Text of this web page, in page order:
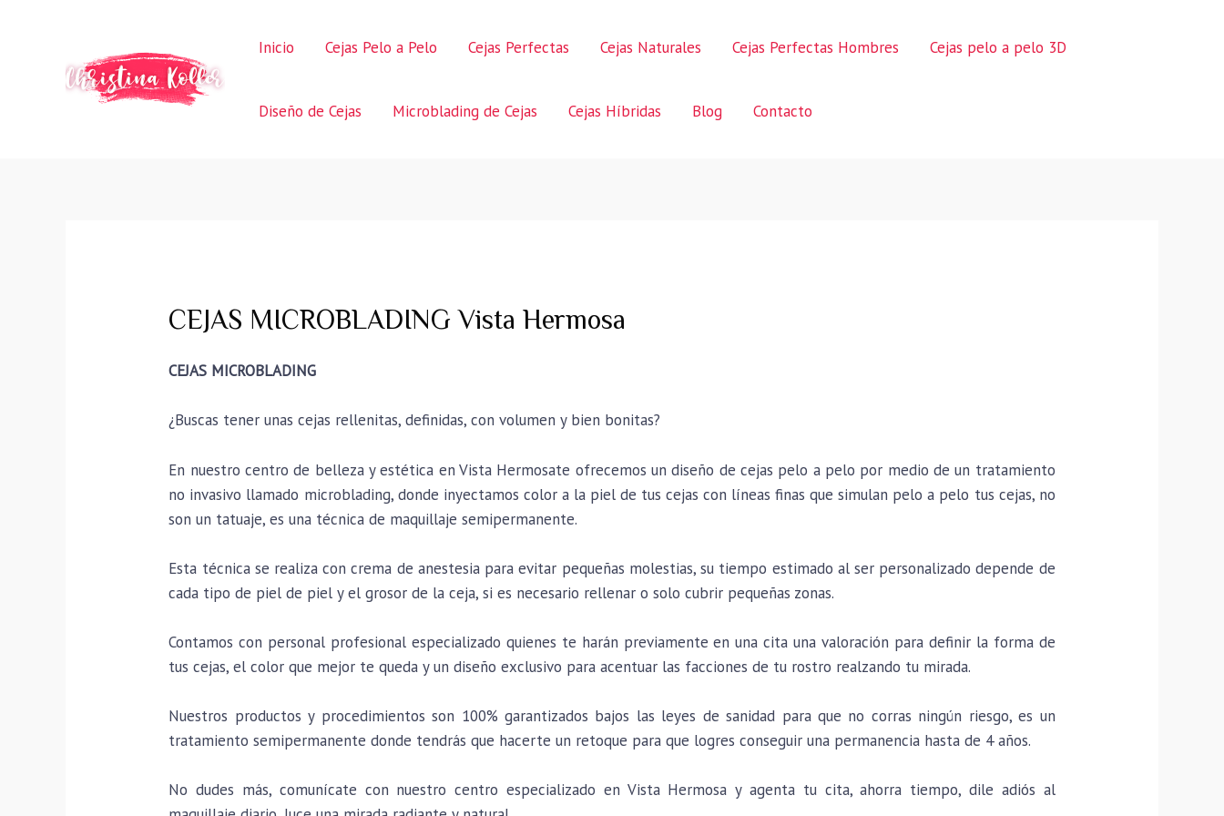
Inicio Cejas Pelo a Pelo Cejas Perfectas Cejas Naturales Cejas Perfectas Hombres Cejas pelo a pelo 3D
Diseño de Cejas Microblading de Cejas Cejas Híbridas Blog Contacto
CEJAS MICROBLADING Vista Hermosa
CEJAS MICROBLADING
¿Buscas tener unas cejas rellenitas, definidas, con volumen y bien bonitas?
En nuestro centro de belleza y estética en Vista Hermosate ofrecemos un diseño de cejas pelo a pelo por medio de un tratamiento
no invasivo llamado microblading, donde inyectamos color a la piel de tus cejas con líneas finas que simulan pelo a pelo tus cejas, no
son un tatuaje, es una técnica de maquillaje semipermanente.
Esta técnica se realiza con crema de anestesia para evitar pequeñas molestias, su tiempo estimado al ser personalizado depende de
cada tipo de piel de piel y el grosor de la ceja, si es necesario rellenar o solo cubrir pequeñas zonas.
Contamos con personal profesional especializado quienes te harán previamente en una cita una valoración para definir la forma de
tus cejas, el color que mejor te queda y un diseño exclusivo para acentuar las facciones de tu rostro realzando tu mirada.
Nuestros productos y procedimientos son 100% garantizados bajos las leyes de sanidad para que no corras ningún riesgo, es un
tratamiento semipermanente donde tendrás que hacerte un retoque para que logres conseguir una permanencia hasta de 4 años.
No dudes más, comunícate con nuestro centro especializado en Vista Hermosa y agenta tu cita, ahorra tiempo, dile adiós al